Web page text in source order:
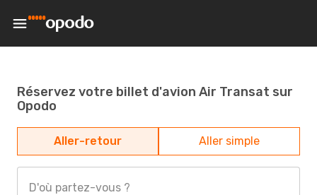
Réservez votre billet d'avion Air Transat sur
Opodo
Aller-retour Aller simple
D'où partez-vous ?